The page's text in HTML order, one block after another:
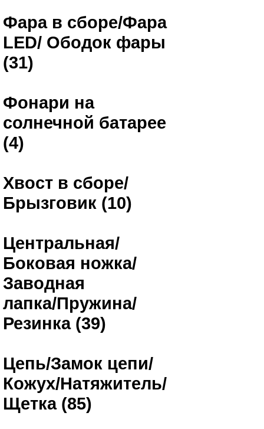
Фара в сборе/Фара
LED/ Ободок фары
(31)
Фонари на
солнечной батарее
(4)
Хвост в сборе/
Брызговик (10)
Центральная/
Боковая ножка/
Заводная
лапка/Пружина/
Резинка (39)
Цепь/Замок цепи/
Кожух/Натяжитель/
Щетка (85)